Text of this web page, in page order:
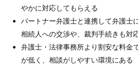
やかに対応してもらえる
パートナー弁護士と連携して弁護士
相続人への交渉や、裁判手続きも対
弁護士・法律事務所より割安な料金
が低く、相談がしやすい環境にある